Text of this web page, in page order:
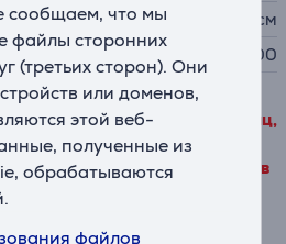
сообщаем, что мы
файлы сторонних
(третьих сторон). Они
или доменов,
этой веб-
полученные из
обрабатываются
файлов
5,4 см
100 x 100
исходящие от третьих лиц,
в том случае, если Вы
использования наших файлов